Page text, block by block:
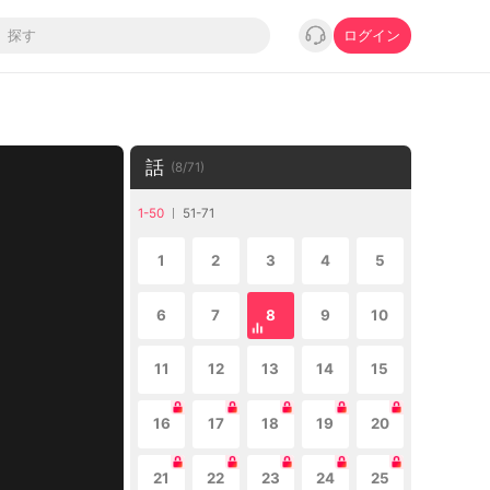
ログイン
話 (8/71)
1-50 51-71
1 2 3 4 5
6 7 8 9 10
11 12 13 14 15
16 17 18 19 20
21 22 23 24 25